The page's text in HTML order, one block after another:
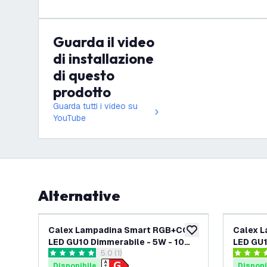
Guarda il video
di installazione
di questo
prodotto
Guarda tutti i video su
YouTube
Alternative
aggiungi alla lista
Calex Lampadina Smart RGB+CCT
LED GU10 Dimmerabile - 5W - 10
pack
apri il cassetto delle recensioni
5 stelle di valutazione
5.0 (1)
Calex
LED
4.4 stelle